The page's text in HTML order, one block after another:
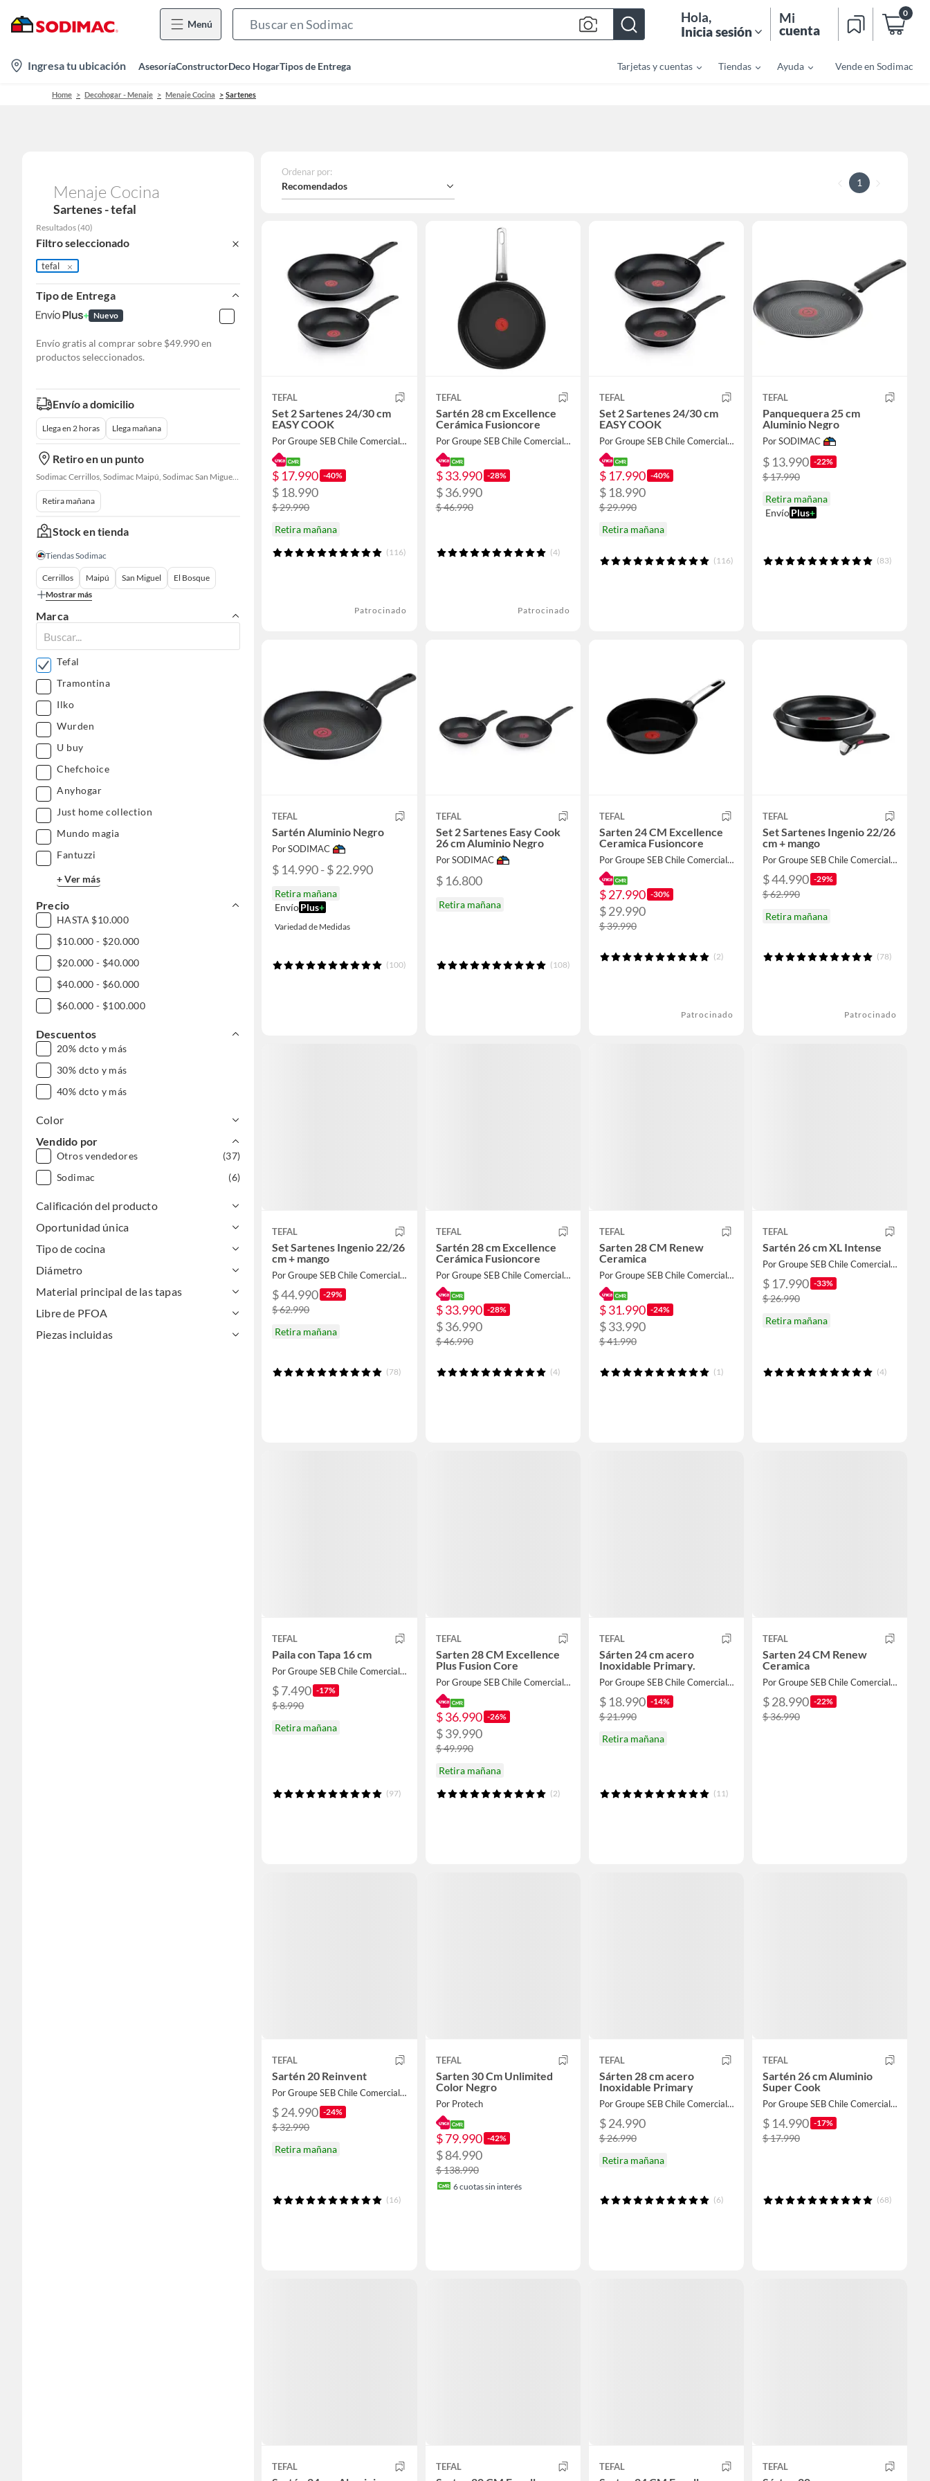
Menú
Bar
Hola,
Inicia sesión
Mi
cuenta
0
location-
icon
Ingresa tu ubicación AsesoríaConstructorDeco HogarTipos de Entrega Tarjetas y cuentas Tiendas Ayuda Vende en Sodimac
Home Decohogar - Menaje Menaje Cocina Sartenes
Menaje Cocina
Sartenes - tefal
Resultados (40)
Filtro seleccionado
tefal
Tipo de Entrega
Nuevo
Envío gratis al comprar sobre $49.990 en
productos seleccionados.
Envío a domicilio
Llega en 2 horas Llega mañana
Retiro en un punto
Sodimac Cerrillos, Sodimac Maipú, Sodimac San Miguel, Sodimac El Bosque, Sodimac San Bernardo, Sodimac Talagante
Retira mañana
Stock en tienda
Tiendas Sodimac
Cerrillos Maipú San Miguel
El Bosque
Mostrar más
Marca
Tefal
Tramontina
Ilko
Wurden
U buy
Chefchoice
Anyhogar
Just home collection
Mundo magia
Fantuzzi
+ Ver más
Precio
HASTA $10.000
$10.000 - $20.000
$20.000 - $40.000
$40.000 - $60.000
$60.000 - $100.000
Descuentos
20% dcto y más
30% dcto y más
40% dcto y más
Color
Vendido por
Otros vendedores
(37)
Sodimac
(6)
Calificación del producto
Oportunidad única
Tipo de cocina
Diámetro
Material principal de las tapas
Libre de PFOA
Piezas incluidas
Ordenar por:
Recomendados 1
TEFAL
Set 2 Sartenes 24/30 cm
EASY COOK
Por Groupe SEB Chile Comercial Limitada
$ 17.990 -40%
$ 18.990
$ 29.990
Retira mañana
(116)
Patrocinado
TEFAL
Sartén 28 cm Excellence
Cerámica Fusioncore
Por Groupe SEB Chile Comercial Limitada
$ 33.990 -28%
$ 36.990
$ 46.990
(4)
Patrocinado
TEFAL
Set 2 Sartenes 24/30 cm
EASY COOK
Por Groupe SEB Chile Comercial Limitada
$ 17.990 -40%
$ 18.990
$ 29.990
Retira mañana
(116)
TEFAL
Panquequera 25 cm
Aluminio Negro
Por SODIMAC
$ 13.990 -22%
$ 17.990
Retira mañana
EnvíoPlus+
(83)
TEFAL
Sartén Aluminio Negro
Por SODIMAC
$ 14.990 - $ 22.990
Retira mañana
EnvíoPlus+
Variedad de Medidas
(100)
TEFAL
Set 2 Sartenes Easy Cook
26 cm Aluminio Negro
Por SODIMAC
$ 16.800
Retira mañana
(108)
TEFAL
Sarten 24 CM Excellence
Ceramica Fusioncore
Por Groupe SEB Chile Comercial Limitada
$ 27.990 -30%
$ 29.990
$ 39.990
(2)
Patrocinado
TEFAL
Set Sartenes Ingenio 22/26
cm + mango
Por Groupe SEB Chile Comercial Limitada
$ 44.990 -29%
$ 62.990
Retira mañana
(78)
Patrocinado
TEFAL
Set Sartenes Ingenio 22/26
cm + mango
Por Groupe SEB Chile Comercial Limitada
$ 44.990 -29%
$ 62.990
Retira mañana
(78)
TEFAL
Sartén 28 cm Excellence
Cerámica Fusioncore
Por Groupe SEB Chile Comercial Limitada
$ 33.990 -28%
$ 36.990
$ 46.990
(4)
TEFAL
Sarten 28 CM Renew
Ceramica
Por Groupe SEB Chile Comercial Limitada
$ 31.990 -24%
$ 33.990
$ 41.990
(1)
TEFAL
Sartén 26 cm XL Intense
Por Groupe SEB Chile Comercial Limitada
$ 17.990 -33%
$ 26.990
Retira mañana
(4)
TEFAL
Paila con Tapa 16 cm
Por Groupe SEB Chile Comercial Limitada
$ 7.490 -17%
$ 8.990
Retira mañana
(97)
TEFAL
Sarten 28 CM Excellence
Plus Fusion Core
Por Groupe SEB Chile Comercial Limitada
$ 36.990 -26%
$ 39.990
$ 49.990
Retira mañana
(2)
TEFAL
Sárten 24 cm acero
Inoxidable Primary.
Por Groupe SEB Chile Comercial Limitada
$ 18.990 -14%
$ 21.990
Retira mañana
(11)
TEFAL
Sarten 24 CM Renew
Ceramica
Por Groupe SEB Chile Comercial Limitada
$ 28.990 -22%
$ 36.990
TEFAL
Sartén 20 Reinvent
Por Groupe SEB Chile Comercial Limitada
$ 24.990 -24%
$ 32.990
Retira mañana
(16)
TEFAL
Sarten 30 Cm Unlimited
Color Negro
Por Protech
$ 79.990 -42%
$ 84.990
$ 138.990
6cuotas sin interés
TEFAL
Sárten 28 cm acero
Inoxidable Primary
Por Groupe SEB Chile Comercial Limitada
$ 24.990
$ 26.990
Retira mañana
(6)
TEFAL
Sartén 26 cm Aluminio
Super Cook
Por Groupe SEB Chile Comercial Limitada
$ 14.990 -17%
$ 17.990
(68)
TEFAL TEFAL TEFAL TEFAL